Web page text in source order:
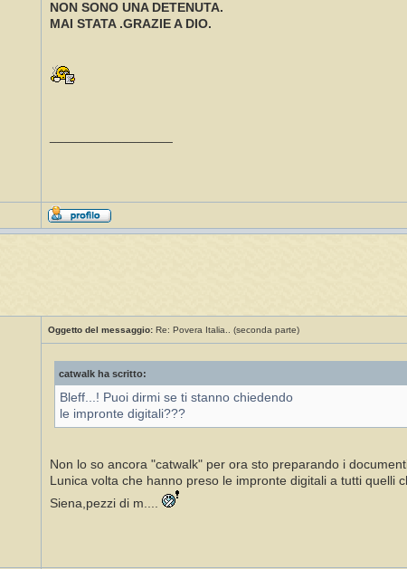
NON SONO UNA DETENUTA.
MAI STATA .GRAZIE A DIO.
Oggetto del messaggio: Re: Povera Italia.. (seconda parte)
catwalk ha scritto:
Bleff...! Puoi dirmi se ti stanno chiedendo
le impronte digitali???
Non lo so ancora "catwalk" per ora sto preparando i
Lunica volta che hanno preso le impronte digitali a tutti
Siena,pezzi di m....